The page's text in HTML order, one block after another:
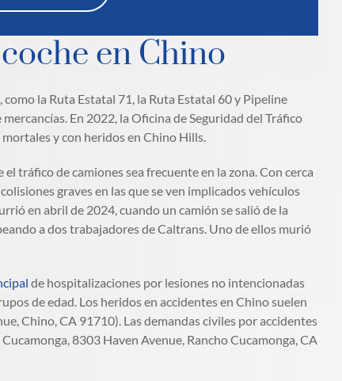
en Chino
la Ruta Estatal 71, la Ruta Estatal 60 y Pipeline
En 2022, la Oficina de Seguridad del Tráfico
y con heridos en Chino Hills.
tráfico de camiones sea frecuente en la zona. Con cerca
graves en las que se ven implicados vehículos
en abril de 2024, cuando un camión se salió de la
a dos trabajadores de Caltrans. Uno de ellos murió
de hospitalizaciones por lesiones no intencionadas
de edad. Los heridos en accidentes en Chino suelen
Chino, CA 91710). Las demandas civiles por accidentes
8303 Haven Avenue, Rancho Cucamonga, CA